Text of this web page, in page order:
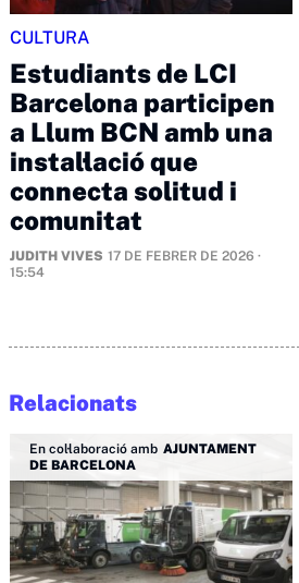
CULTURA
Estudiants de LCI
Barcelona participen
a Llum BCN amb una
instal·lació que
connecta solitud i
comunitat
JUDITH VIVES 17 DE FEBRER DE 2026 ·
15:54
Relacionats
En col·laboració amb AJUNTAMENT
DE BARCELONA